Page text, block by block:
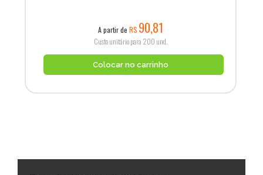
A partir de R$ 90,81
Custo unitário para 200 und.
Colocar no carrinho